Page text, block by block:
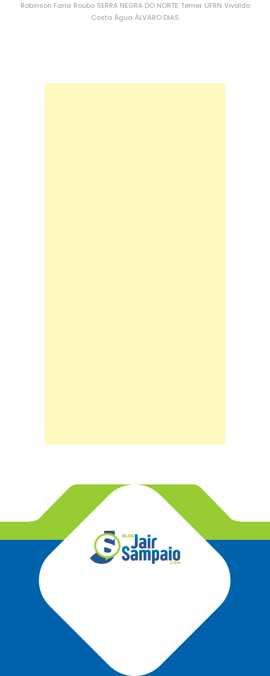
Robinson Faria Roubo SERRA NEGRA DO NORTE Temer UFRN Vivaldo
Costa Água ÁLVARO DIAS